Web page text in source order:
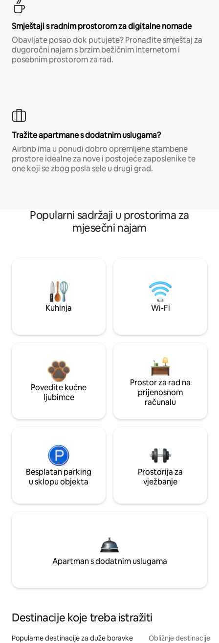
Smještaji s radnim prostorom za digitalne nomade
Obavljate posao dok putujete? Pronađite smještaj za
dugoročni najam s brzim bežičnim internetom i
posebnim prostorom za rad.
Tražite apartmane s dodatnim uslugama?
Airbnb ima u ponudi dobro opremljene stambene
prostore idealne za nove i postojeće zaposlenike te
one koji se zbog posla sele u drugi grad.
Popularni sadržaji u prostorima za
mjesečni najam
Kuhinja Wi-Fi
Povedite kućne
ljubimce
Prostor za rad na
prijenosnom
računalu
Besplatan parking
u sklopu objekta
Prostorija za
vježbanje
Apartman s dodatnim uslugama
Destinacije koje treba istražiti
Popularne destinacije za duže boravke Obližnje destinacije